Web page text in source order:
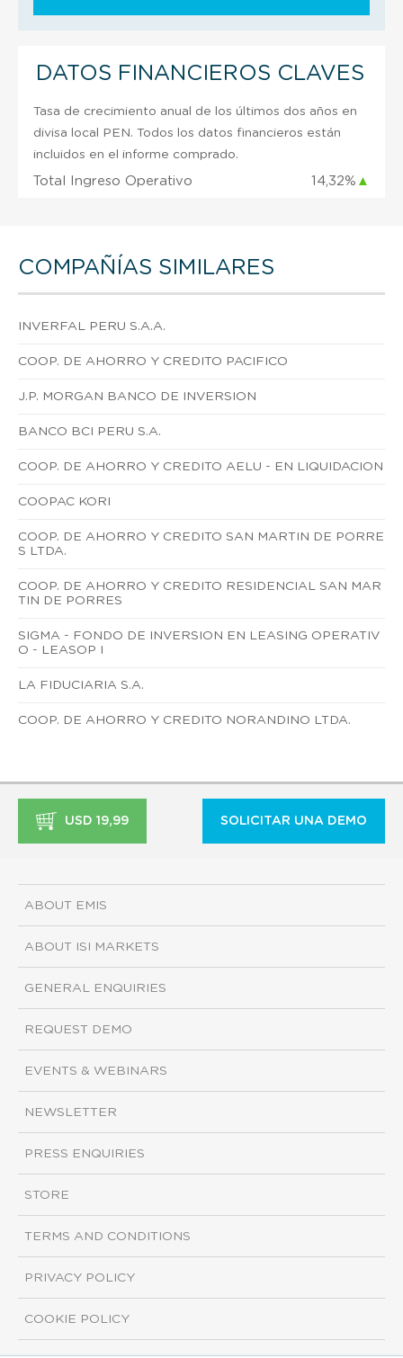
DATOS FINANCIEROS CLAVES
Tasa de crecimiento anual de los últimos dos años en
divisa local PEN. Todos los datos financieros están
incluidos en el informe comprado.
Total Ingreso Operativo 14,32% ▲
COMPAÑÍAS SIMILARES
INVERFAL PERU S.A.A.
COOP. DE AHORRO Y CREDITO PACIFICO
J.P. MORGAN BANCO DE INVERSION
BANCO BCI PERU S.A.
COOP. DE AHORRO Y CREDITO AELU - EN LIQUIDACION
COOPAC KORI
COOP. DE AHORRO Y CREDITO SAN MARTIN DE PORRE
S LTDA.
COOP. DE AHORRO Y CREDITO RESIDENCIAL SAN MAR
TIN DE PORRES
SIGMA - FONDO DE INVERSION EN LEASING OPERATIV
O - LEASOP I
LA FIDUCIARIA S.A.
COOP. DE AHORRO Y CREDITO NORANDINO LTDA.
USD 19,99 SOLICITAR UNA DEMO
ABOUT EMIS
ABOUT ISI MARKETS
GENERAL ENQUIRIES
REQUEST DEMO
EVENTS & WEBINARS
NEWSLETTER
PRESS ENQUIRIES
STORE
TERMS AND CONDITIONS
PRIVACY POLICY
COOKIE POLICY